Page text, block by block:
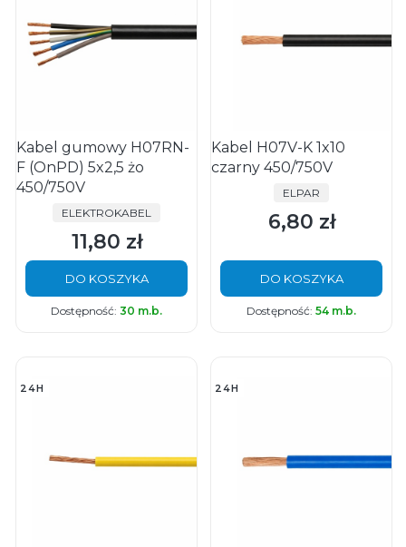
Kabel gumowy H07RN-
F (OnPD) 5x2,5 żo
450/750V
PRODUCENT
ELEKTROKABEL
Cena
11,80 zł
DO KOSZYKA
Dostępność: 30 m.b.
Kabel H07V-K 1x10
czarny 450/750V
PRODUCENT
ELPAR
Cena
6,80 zł
DO KOSZYKA
Dostępność: 54 m.b.
24H 24H